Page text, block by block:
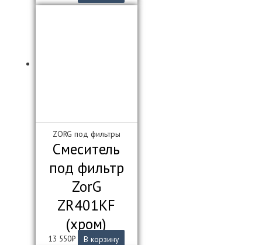
ZORG под фильтры
Смеситель
под фильтр
ZorG
ZR401KF
(хром)
13 550₽ В корзину